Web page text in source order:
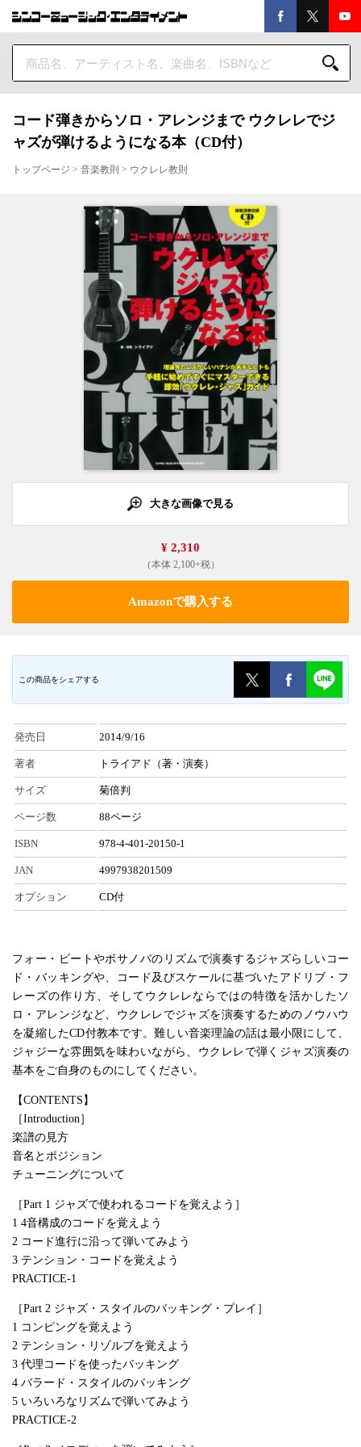
コード弾きからソロ・アレンジまで ウクレレでジ
ャズが弾けるようになる本（CD付）
トップページ > 音楽教則 > ウクレレ教則
大きな画像で見る
¥ 2,310
（本体 2,100+税）
Amazonで購入する
この商品をシェアする
発売日 2014/9/16
著者 トライアド（著・演奏）
サイズ 菊倍判
ページ数 88ページ
ISBN 978-4-401-20150-1
JAN 4997938201509
オプション CD付
フォー・ビートやボサノバのリズムで演奏するジャズらしいコー
ド・バッキングや、コード及びスケールに基づいたアドリブ・フ
レーズの作り方、そしてウクレレならではの特徴を活かしたソ
ロ・アレンジなど、ウクレレでジャズを演奏するためのノウハウ
を凝縮したCD付教本です。難しい音楽理論の話は最小限にして、
ジャジーな雰囲気を味わいながら、ウクレレで弾くジャズ演奏の
基本をご自身のものにしてください。
【CONTENTS】
［Introduction］
楽譜の見方
音名とポジション
チューニングについて
［Part 1 ジャズで使われるコードを覚えよう］
1 4音構成のコードを覚えよう
2 コード進行に沿って弾いてみよう
3 テンション・コードを覚えよう
PRACTICE-1
［Part 2 ジャズ・スタイルのバッキング・プレイ］
1 コンピングを覚えよう
2 テンション・リゾルブを覚えよう
3 代理コードを使ったバッキング
4 バラード・スタイルのバッキング
5 いろいろなリズムで弾いてみよう
PRACTICE-2